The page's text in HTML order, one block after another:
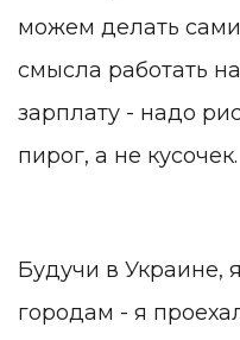
можем делать
смысла работать
зарплату - надо
пирог, а не кусочек.
Будучи в Украине,
городам - я